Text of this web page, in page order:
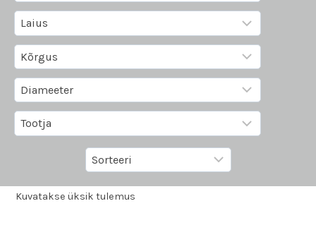
Kuvatakse üksik tulemus